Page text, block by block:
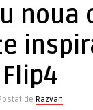
Flip4
de Razvan